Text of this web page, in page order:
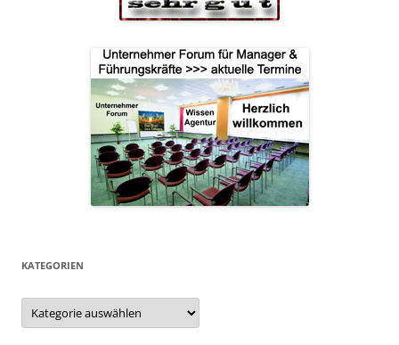
KATEGORIEN
Kategorien